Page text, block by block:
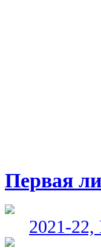
Первая
2021-